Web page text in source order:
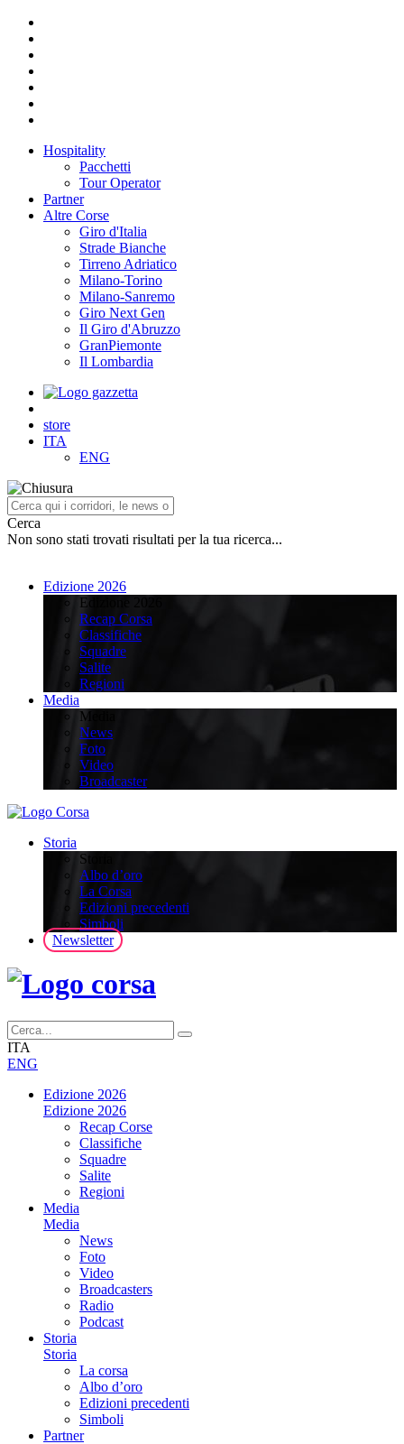
Hospitality
Pacchetti
Tour Operator
Partner
Altre Corse
Giro d'Italia
Strade Bianche
Tirreno Adriatico
Milano-Torino
Milano-Sanremo
Giro Next Gen
Il Giro d'Abruzzo
GranPiemonte
Il Lombardia
store
ITA
ENG
Cerca
Non sono stati trovati risultati per la tua ricerca...
Edizione 2026
Edizione 2026
Recap Corsa
Classifiche
Squadre
Salite
Regioni
Media
Media
News
Foto
Video
Broadcaster
Storia
Storia
Albo d’oro
La Corsa
Edizioni precedenti
Simboli
Newsletter
ITA
ENG
Edizione 2026
Edizione 2026
Recap Corse
Classifiche
Squadre
Salite
Regioni
Media
Media
News
Foto
Video
Broadcasters
Radio
Podcast
Storia
Storia
La corsa
Albo d’oro
Edizioni precedenti
Simboli
Partner